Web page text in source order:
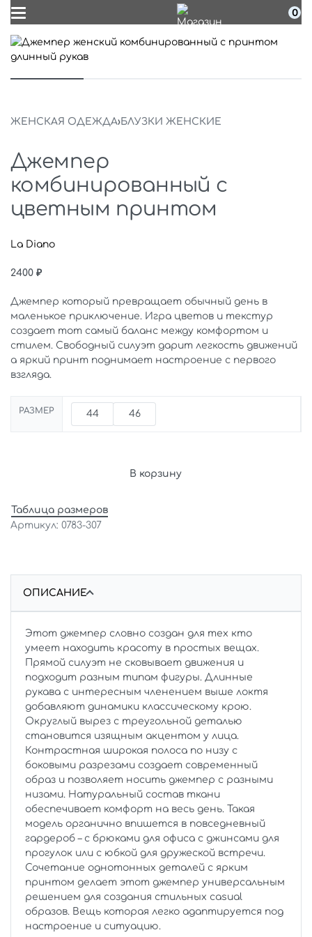
0
ЖЕНСКАЯ ОДЕЖДА›БЛУЗКИ ЖЕНСКИЕ
Джемпер
комбинированный с
цветным принтом
La Diano
2400 ₽
Джемпер который превращает обычный день в
маленькое приключение. Игра цветов и текстур
создает тот самый баланс между комфортом и
стилем. Свободный силуэт дарит легкость движений
а яркий принт поднимает настроение с первого
взгляда.
РАЗМЕР 44 46
В корзину
Таблица размеров
0783-307
ОПИСАНИЕ
Этот джемпер словно создан для тех кто
умеет находить красоту в простых вещах.
Прямой силуэт не сковывает движения и
подходит разным типам фигуры. Длинные
рукава с интересным членением выше локтя
добавляют динамики классическому крою.
Округлый вырез с треугольной деталью
становится изящным акцентом у лица.
Контрастная широкая полоса по низу с
боковыми разрезами создает современный
образ и позволяет носить джемпер с разными
низами. Натуральный состав ткани
обеспечивает комфорт на весь день. Такая
модель органично впишется в повседневный
гардероб – с брюками для офиса с джинсами для
прогулок или с юбкой для дружеской встречи.
Сочетание однотонных деталей с ярким
принтом делает этот джемпер универсальным
решением для создания стильных casual
образов. Вещь которая легко адаптируется под
настроение и ситуацию.